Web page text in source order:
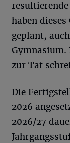
haben
geplant,
Gymnasium.
zur Tat
Die
2026
2026/27